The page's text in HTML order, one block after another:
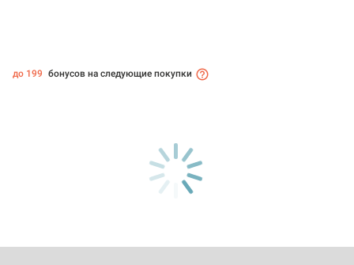
до 199 бонусов на следующие покупки